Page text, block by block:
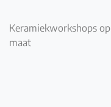
Keramiekworkshops op
maat